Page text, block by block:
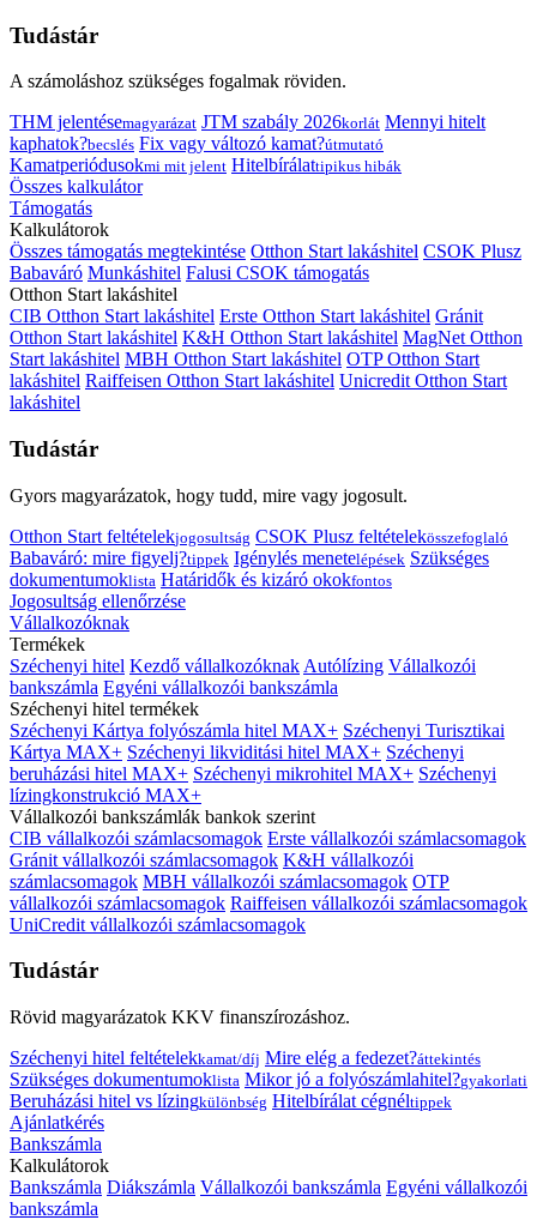
Tudástár
A számoláshoz szükséges fogalmak röviden.
THM jelentésemagyarázat JTM szabály 2026korlát Mennyi hitelt
kaphatok?becslés Fix vagy változó kamat?útmutató
Kamatperiódusokmi mit jelent Hitelbírálattipikus hibák
Összes kalkulátor
Támogatás
Kalkulátorok
Összes támogatás megtekintése Otthon Start lakáshitel CSOK Plusz
Babaváró Munkáshitel Falusi CSOK támogatás
Otthon Start lakáshitel
CIB Otthon Start lakáshitel Erste Otthon Start lakáshitel Gránit
Otthon Start lakáshitel K&H Otthon Start lakáshitel MagNet Otthon
Start lakáshitel MBH Otthon Start lakáshitel OTP Otthon Start
lakáshitel Raiffeisen Otthon Start lakáshitel Unicredit Otthon Start
lakáshitel
Tudástár
Gyors magyarázatok, hogy tudd, mire vagy jogosult.
Otthon Start feltételekjogosultság CSOK Plusz feltételekösszefoglaló
Babaváró: mire figyelj?tippek Igénylés menetelépések Szükséges
dokumentumoklista Határidők és kizáró okokfontos
Jogosultság ellenőrzése
Vállalkozóknak
Termékek
Széchenyi hitel Kezdő vállalkozóknak Autólízing Vállalkozói
bankszámla Egyéni vállalkozói bankszámla
Széchenyi hitel termékek
Széchenyi Kártya folyószámla hitel MAX+ Széchenyi Turisztikai
Kártya MAX+ Széchenyi likviditási hitel MAX+ Széchenyi
beruházási hitel MAX+ Széchenyi mikrohitel MAX+ Széchenyi
lízingkonstrukció MAX+
Vállalkozói bankszámlák bankok szerint
CIB vállalkozói számlacsomagok Erste vállalkozói számlacsomagok
Gránit vállalkozói számlacsomagok K&H vállalkozói
számlacsomagok MBH vállalkozói számlacsomagok OTP
vállalkozói számlacsomagok Raiffeisen vállalkozói számlacsomagok
UniCredit vállalkozói számlacsomagok
Tudástár
Rövid magyarázatok KKV finanszírozáshoz.
Széchenyi hitel feltételekkamat/díj Mire elég a fedezet?áttekintés
Szükséges dokumentumoklista Mikor jó a folyószámlahitel?gyakorlati
Beruházási hitel vs lízingkülönbség Hitelbírálat cégnéltippek
Ajánlatkérés
Bankszámla
Kalkulátorok
Bankszámla Diákszámla Vállalkozói bankszámla Egyéni vállalkozói
bankszámla